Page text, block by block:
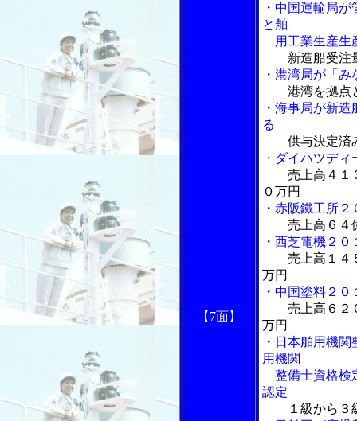
【7面】
・中国運輸局
と舶
用工業生産生
新造船受注
・港湾局が「
港湾を拠点
・海事局が新
る
供与決定済
・ダイハツデ
売上高４１
０万円
・赤阪鐵工所
売上高６４
・西芝電機２
売上高１４
万円
・中国塗料２
売上高６２
万円
・日本舶用機
用機関
整備士資格検
認定
１級から